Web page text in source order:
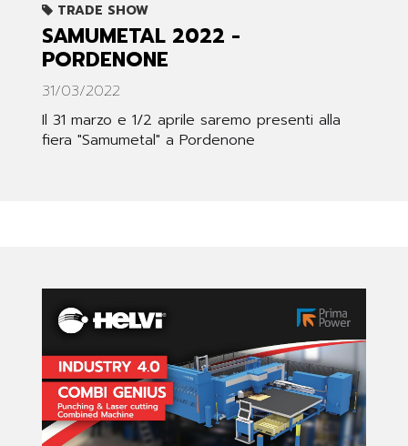
TRADE SHOW
SAMUMETAL 2022 -
PORDENONE
31/03/2022
Il 31 marzo e 1/2 aprile saremo presenti alla
fiera "Samumetal" a Pordenone